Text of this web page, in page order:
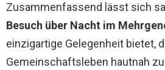
Zusammenfassend lässt sich
Besuch über Nacht im
einzigartige Gelegenheit bietet,
Gemeinschaftsleben hautnah